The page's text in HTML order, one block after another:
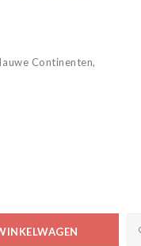
Continenten,